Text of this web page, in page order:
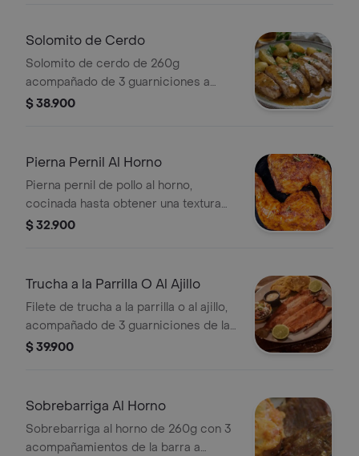
Solomito de Cerdo
Solomito de cerdo de 260g
acompañado de 3 guarniciones a
elección
$ 38.900
Pierna Pernil Al Horno
Pierna pernil de pollo al horno,
cocinada hasta obtener una textura
jugosa. Ideal para los amantes del
$ 32.900
Trucha a la Parrilla O Al Ajillo
Filete de trucha a la parrilla o al ajillo,
acompañado de 3 guarniciones de la
barra a elección.
$ 39.900
Sobrebarriga Al Horno
Sobrebarriga al horno de 260g con 3
acompañamientos de la barra a